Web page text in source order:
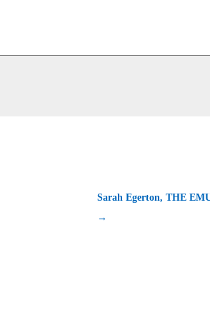
Sarah Egerton, THE
→